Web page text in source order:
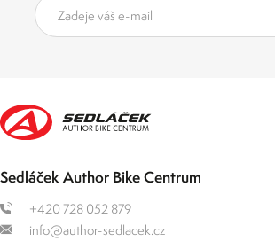
Sedláček Author Bike Centrum
+420 728 052 879
info@author-sedlacek.cz